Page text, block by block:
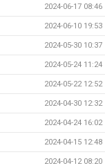
2024-06-17 08:46
2024-06-10 19:53
2024-05-30 10:37
2024-05-24 11:24
2024-05-22 12:52
2024-04-30 12:32
2024-04-24 16:02
2024-04-15 12:48
2024-04-12 08:20